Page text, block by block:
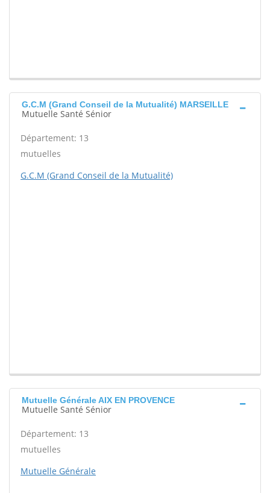
G.C.M (Grand Conseil de la Mutualité) MARSEILLE
Mutuelle Santé Sénior
Département: 13
mutuelles
G.C.M (Grand Conseil de la Mutualité)
Mutuelle Générale AIX EN PROVENCE
Mutuelle Santé Sénior
Département: 13
mutuelles
Mutuelle Générale